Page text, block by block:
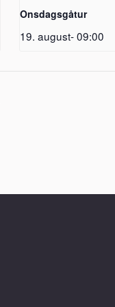
Onsdagsgåtur
19. august- 09:00